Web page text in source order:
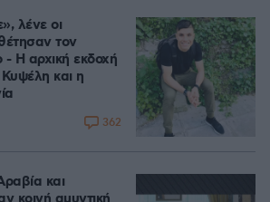
λένε οι
τον
Η αρχική εκδοχή
και η
362
και